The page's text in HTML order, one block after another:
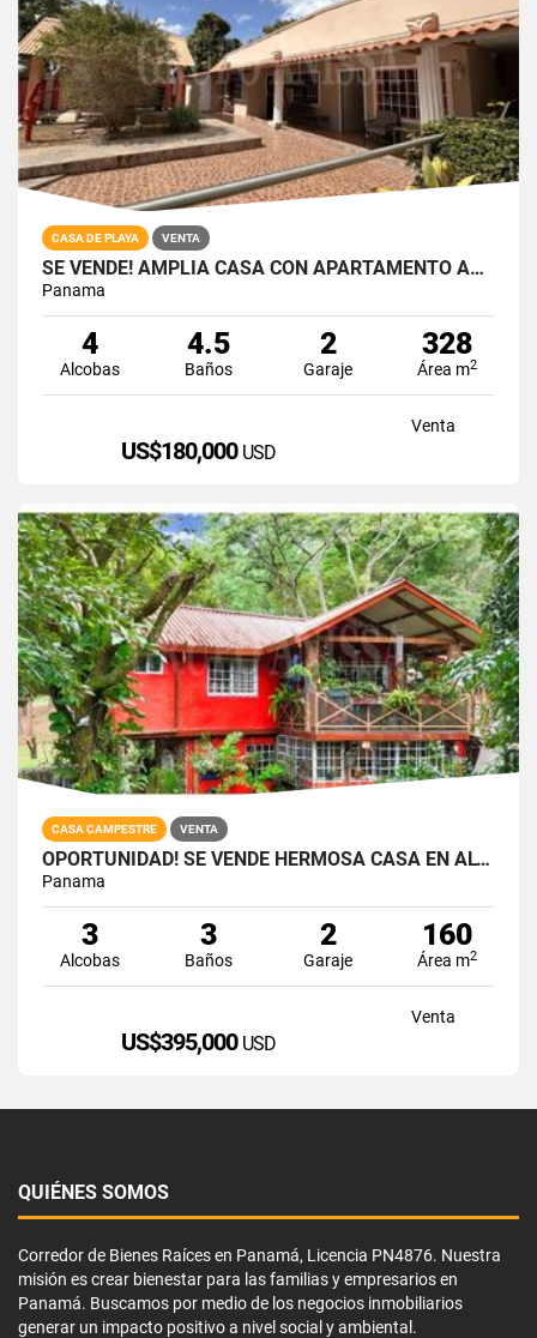
CASA DE PLAYA VENTA
SE VENDE! AMPLIA CASA CON APARTAMENTO ADOSADO EN NUEVA GORGONA
Panama
4
Alcobas
4.5
Baños
2
Garaje
328
Área m2
Venta
US$180,000 USD
CASA CAMPESTRE VENTA
OPORTUNIDAD! SE VENDE HERMOSA CASA EN ALTOS DEL MARIA
Panama
3
Alcobas
3
Baños
2
Garaje
160
Área m2
Venta
US$395,000 USD
QUIÉNES SOMOS
Corredor de Bienes Raíces en Panamá, Licencia PN4876. Nuestra
misión es crear bienestar para las familias y empresarios en
Panamá. Buscamos por medio de los negocios inmobiliarios
generar un impacto positivo a nivel social y ambiental.